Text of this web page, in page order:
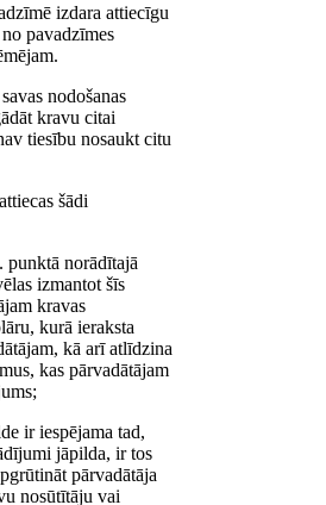
izdara attiecīgu
pavadzīmes
nodošanas
kravu citai
tiesību nosaukt citu
šādi
punktā norādītajā
izmantot šīs
kravas
kurā ieraksta
kā arī atlīdzina
kas pārvadātājam
ir iespējama tad,
jāpilda, ir tos
pārvadātāja
nosūtītāju vai